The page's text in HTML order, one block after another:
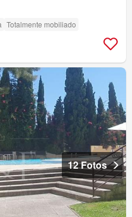
Totalmente mobiliado
12 Fotos